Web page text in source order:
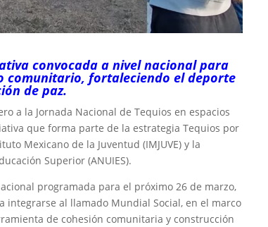
convocada a nivel nacional para
comunitario, fortaleciendo el deporte
de paz.
a la Jornada Nacional de Tequios en espacios
que forma parte de la estrategia Tequios por
Mexicano de la Juventud (IMJUVE) y la
Superior (ANUIES).
programada para el próximo 26 de marzo,
integrarse al llamado Mundial Social, en el marco
de cohesión comunitaria y construcción